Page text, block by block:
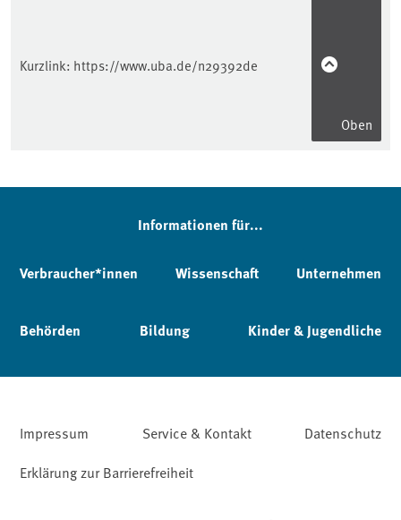
Kurzlink: https://www.uba.de/n29392de
Oben
Informationen für...
Verbraucher*innen Wissenschaft Unternehmen
Behörden Bildung Kinder & Jugendliche
Impressum Service & Kontakt
Datenschutz
Erklärung zur Barrierefreiheit